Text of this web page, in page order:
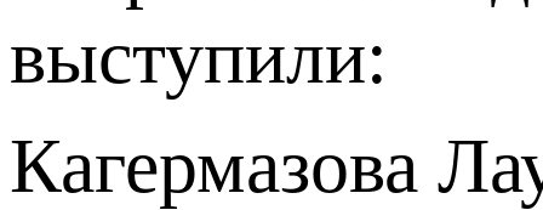
выступили:
Кагермазова